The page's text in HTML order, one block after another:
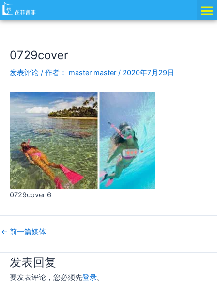
跳
至
0729cover
发表评论 / 作者： master master / 2020年7月29日
0729cover 6
Post
navigation
← 前一篇媒体
发表回复
要发表评论，您必须先登录。